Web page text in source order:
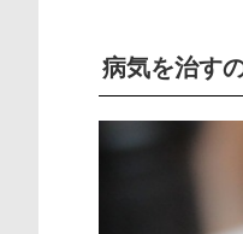
病気を治す